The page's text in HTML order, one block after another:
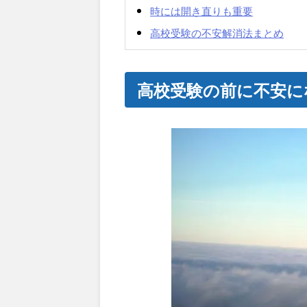
時には開き直りも重要
高校受験の不安解消法まとめ
高校受験の前に不安